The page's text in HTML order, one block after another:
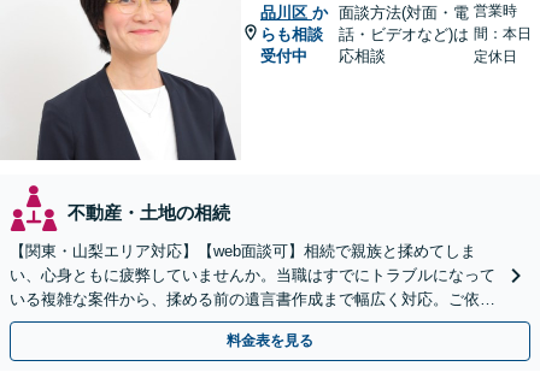
品川区 か
らも相談
受付中
面談方法(対面・電
話・ビデオなど)は
応相談
営業時
間：本日
定休日
不動産・土地の相続
【関東・山梨エリア対応】【web面談可】相続で親族と揉めてしま
い、心身ともに疲弊していませんか。当職はすでにトラブルになって
いる複雑な案件から、揉める前の遺言書作成まで幅広く対応。ご依頼
者様の心に最後まで寄り添います。【休日面談可】
料金表を見る